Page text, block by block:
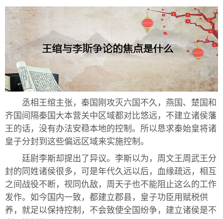
丞相王绾主张，秦国刚攻灭六国不久，燕国、楚国和
齐国间隔秦国大本营关中区域都对比悠远，不建立诸侯藩
王的话，没有办法安稳本地的控制。所以恳求秦始皇将诸
皇子分封到这些偏远区域来实施控制。
廷尉李斯却提出了异议。李斯以为，周文王周武王分
封的同姓诸侯很多，可是年代久远以后，血缘疏远，相互
之间战役不断，视同仇敌，周天子也不能阻止这么的工作
发作。如今国内一致，都建立郡县，皇子功臣用赋税供
养，就足以保持控制，不会致使全国纷争，建立诸侯是不